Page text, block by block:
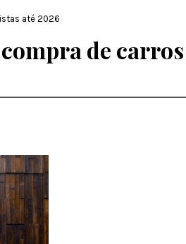
até 2026
de carros